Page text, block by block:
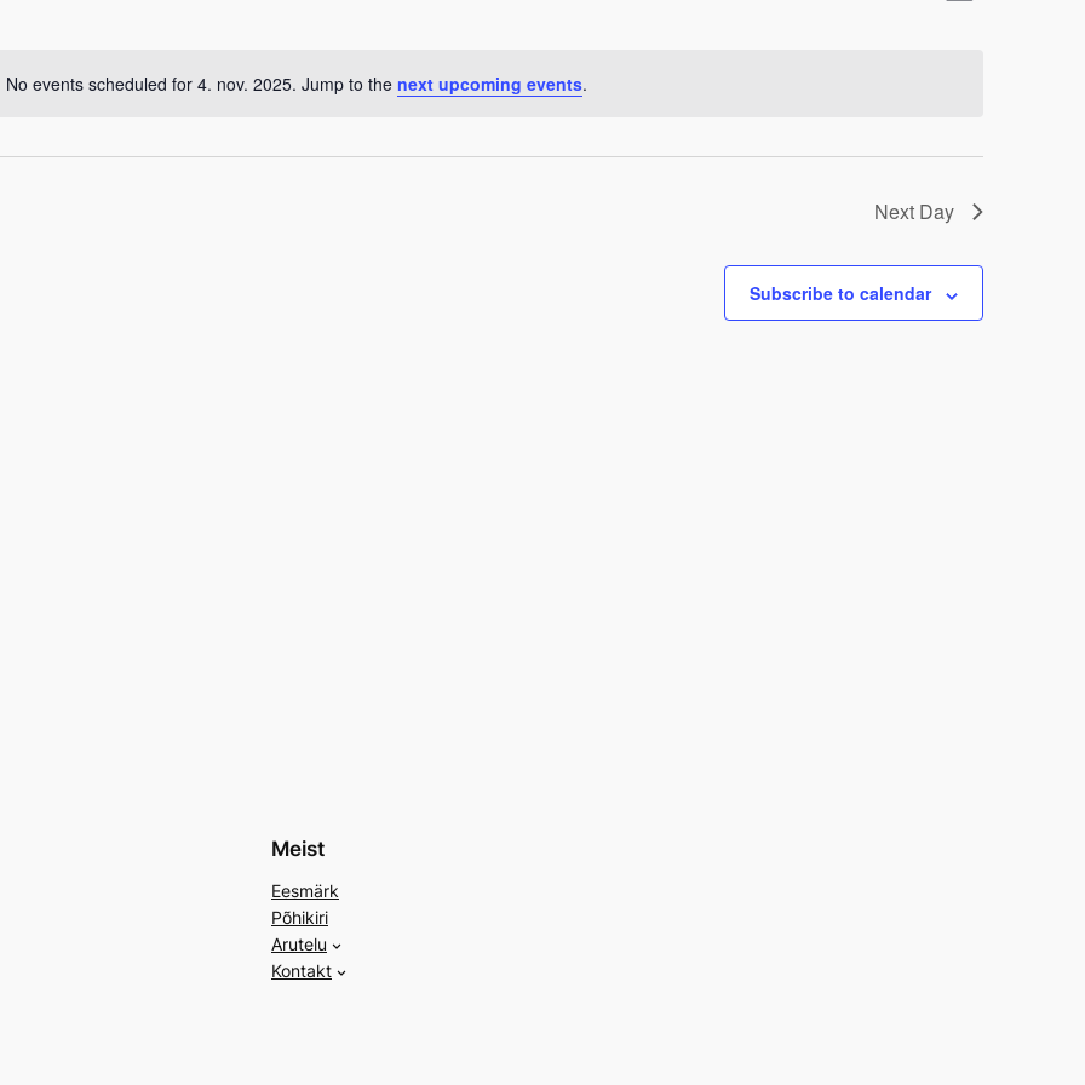
Notice
No events scheduled for 4. nov. 2025. Jump to the next upcoming events.
Next Day
Subscribe to calendar
Meist
Eesmärk
Põhikiri
Arutelu
Kontakt